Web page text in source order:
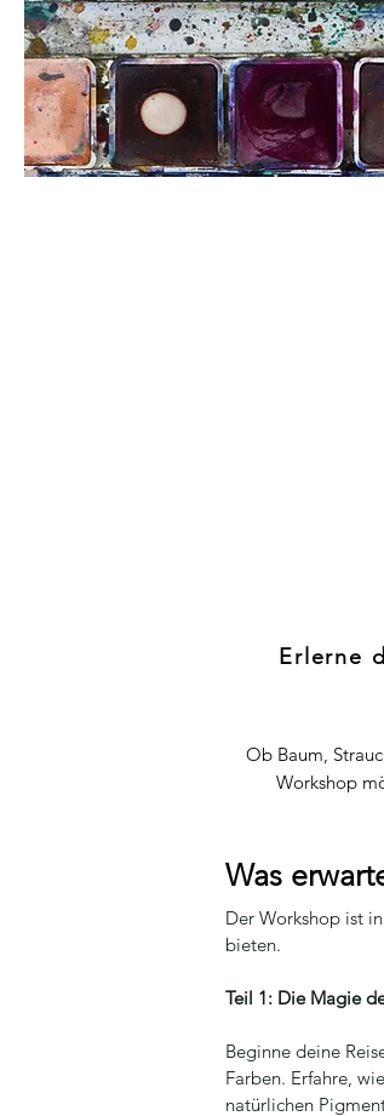
Erlerne
Ob Baum,
Workshop
Was
Der Workshop ist
bieten.
Teil 1: Die Magie
Beginne deine
Farben. Erfahre,
natürlichen